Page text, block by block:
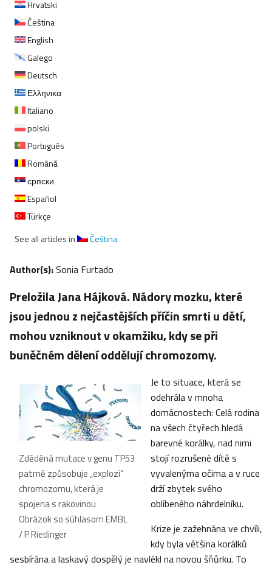
Hrvatski
Čeština
English
Galego
Deutsch
Ελληνικα
Italiano
polski
Português
Română
српски
Español
Türkçe
See all articles in
Čeština
Author(s):Sonia Furtado
Preložila Jana Hájková. Nádory mozku, které
jsou jednou z nejčastějších příčin smrti u dětí,
mohou vzniknout v okamžiku, kdy se při
buněčném dělení oddělují chromozomy.
Zděděná mutace v genu TP53
patrně způsobuje „explozi“
chromozomu, která je
spojena s rakovinou
Obrázok so súhlasom EMBL
/ P Riedinger
Je to situace, která se
odehrála v mnoha
domácnostech: Celá rodina
na všech čtyřech hledá
barevné korálky, nad nimi
stojí rozrušené dítě s
vyvalenýma očima a v ruce
drží zbytek svého
oblíbeného náhrdelníku.
Krize je zažehnána ve chvíli,
kdy byla většina korálků
sesbírána a laskavý dospělý je navlékl na novou šňůrku. To